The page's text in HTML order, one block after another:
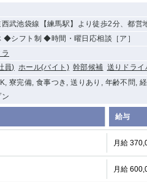
武池袋線【練馬駅】より徒歩2分、都
◆シフト制 ◆時間・曜日応相談［ア］
員) ホール(バイト) 幹部候補 送りドライ
寮完備, 食事つき, 送りあり, 年齢不問,
給与
月給
月給